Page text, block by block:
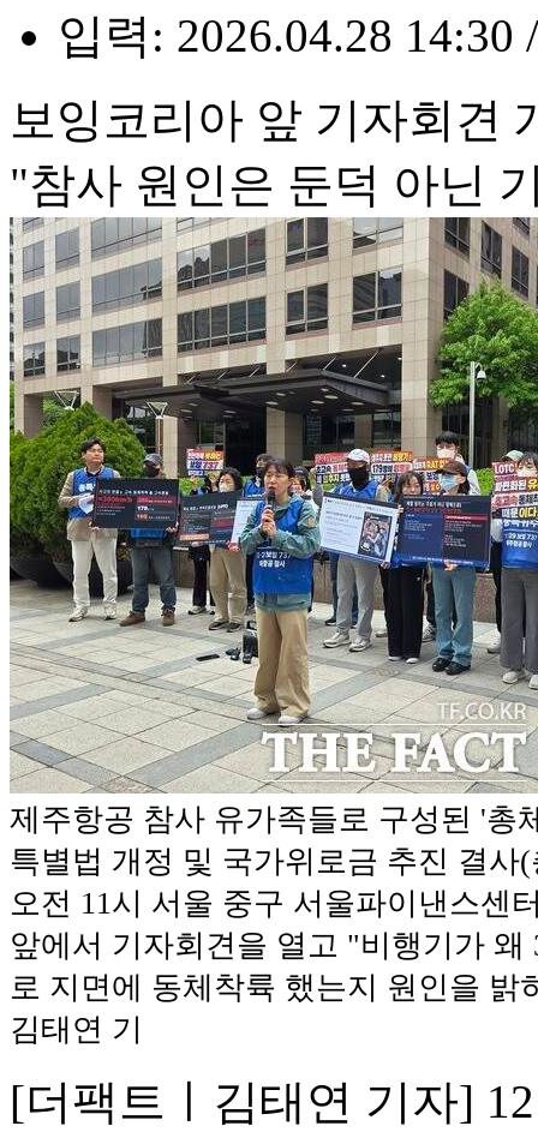
입력: 2026.04.28 14:30
보잉코리아 앞 기자회견
"참사 원인은 둔덕 아닌
제주항공 참사 유가족들로 구성된 '총
특별법 개정 및 국가위로금 추진 결사
오전 11시 서울 중구 서울파이낸스센
앞에서 기자회견을 열고 "비행기가 왜
로 지면에 동체착륙 했는지 원인을 밝
김태연 기
[더팩트ㅣ김태연 기자]